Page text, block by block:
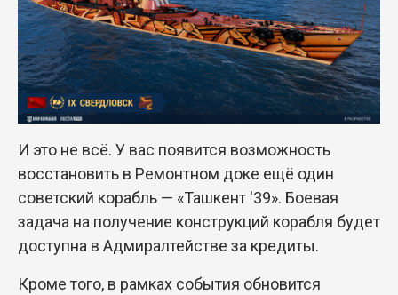
И это не всё. У вас появится возможность
восстановить в Ремонтном доке ещё один
советский корабль — «Ташкент '39». Боевая
задача на получение конструкций корабля будет
доступна в Адмиралтействе за кредиты.
Кроме того, в рамках события обновится